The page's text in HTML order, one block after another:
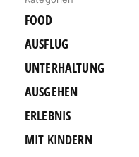
FOOD
AUSFLUG
UNTERHALTUNG
AUSGEHEN
ERLEBNIS
MIT KINDERN